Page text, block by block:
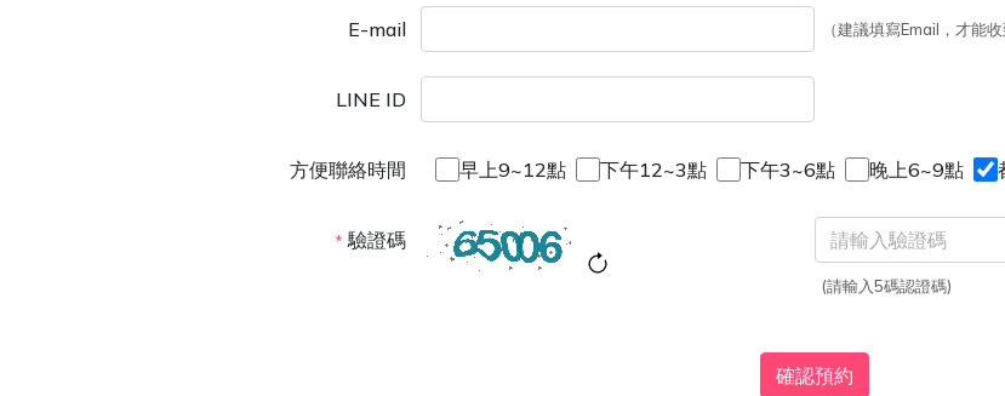
E-mail （建議填寫Email，才能
LINE ID
方便聯絡時間 早上9~12點 下午12~3點 下午3~6點 晚上6~9點
* 驗證碼
(請輸入5碼認證碼)
確認預約